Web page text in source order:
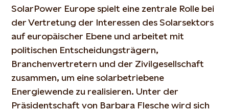
SolarPower Europe spielt eine zentrale Rolle bei
der Vertretung der Interessen des Solarsektors
auf europäischer Ebene und arbeitet mit
politischen Entscheidungsträgern,
Branchenvertretern und der Zivilgesellschaft
zusammen, um eine solarbetriebene
Energiewende zu realisieren. Unter der
Präsidentschaft von Barbara Flesche wird sich